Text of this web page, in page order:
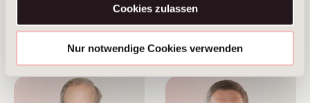
Cookies zulassen
Nur notwendige Cookies verwenden
Frankfurt am Main
Managing Partner
Brüssel